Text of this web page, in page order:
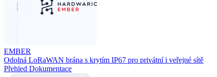
EMBER
Odolná LoRaWAN brána s krytím IP67 pro privátní i veřejné sítě
Přehled Dokumentace